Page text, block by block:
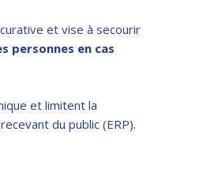
et vise à secourir
personnes en cas
et limitent la
du public (ERP).